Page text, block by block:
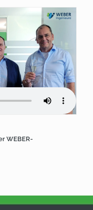
WEBER-